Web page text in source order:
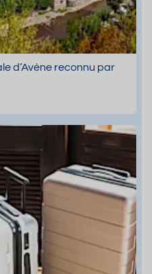
d’Avène reconnu par